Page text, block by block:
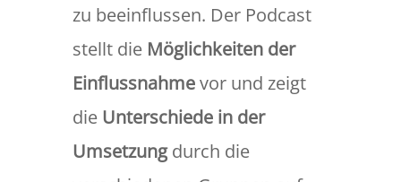
zu beeinflussen. Der Podcast
stellt die Möglichkeiten der
Einflussnahmevor und zeigt
die Unterschiede in der
Umsetzungdurch die